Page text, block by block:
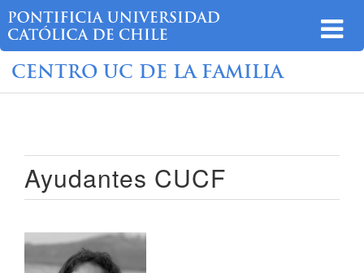
CENTRO UC DE LA FAMILIA
Ayudantes CUCF